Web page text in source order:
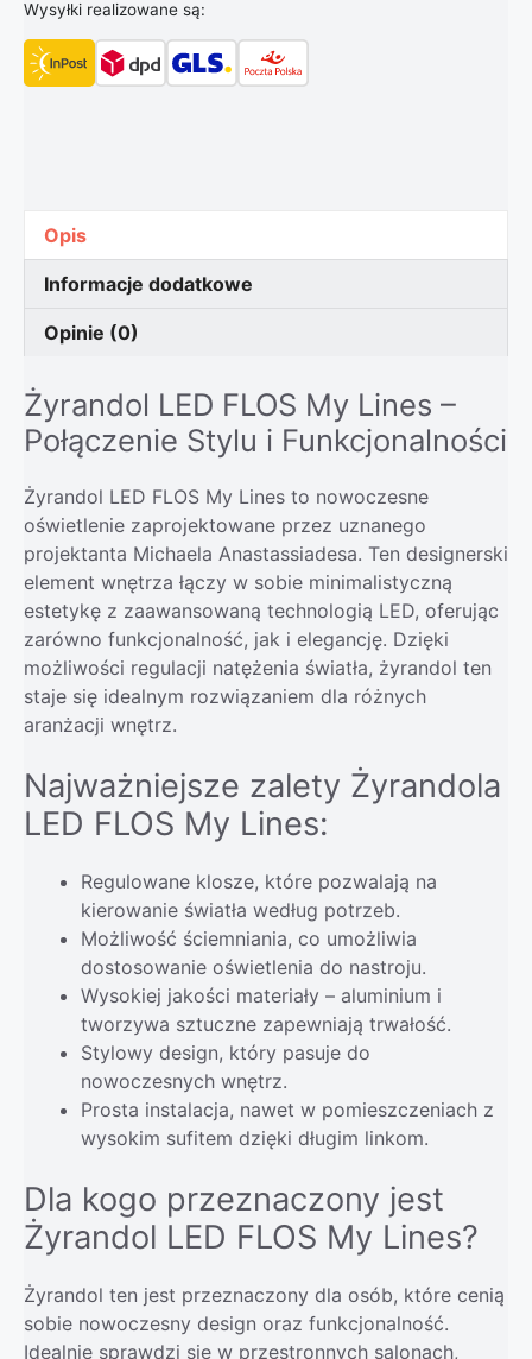
Wysyłki realizowane są:
Opis
Informacje dodatkowe
Opinie (0)
Żyrandol LED FLOS My Lines –
Połączenie Stylu i Funkcjonalności
Żyrandol LED FLOS My Lines to nowoczesne
oświetlenie zaprojektowane przez uznanego
projektanta Michaela Anastassiadesa. Ten designerski
element wnętrza łączy w sobie minimalistyczną
estetykę z zaawansowaną technologią LED, oferując
zarówno funkcjonalność, jak i elegancję. Dzięki
możliwości regulacji natężenia światła, żyrandol ten
staje się idealnym rozwiązaniem dla różnych
aranżacji wnętrz.
Najważniejsze zalety Żyrandola
LED FLOS My Lines:
Regulowane klosze, które pozwalają na
kierowanie światła według potrzeb.
Możliwość ściemniania, co umożliwia
dostosowanie oświetlenia do nastroju.
Wysokiej jakości materiały – aluminium i
tworzywa sztuczne zapewniają trwałość.
Stylowy design, który pasuje do
nowoczesnych wnętrz.
Prosta instalacja, nawet w pomieszczeniach z
wysokim sufitem dzięki długim linkom.
Dla kogo przeznaczony jest
Żyrandol LED FLOS My Lines?
Żyrandol ten jest przeznaczony dla osób, które cenią
sobie nowoczesny design oraz funkcjonalność.
Idealnie sprawdzi się w przestronnych salonach,